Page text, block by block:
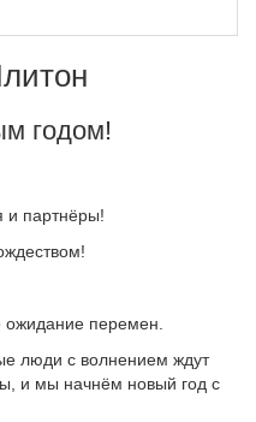
годом!
и партнёры!
ожидание перемен.
люди с волнением ждут
и мы начнём новый год с